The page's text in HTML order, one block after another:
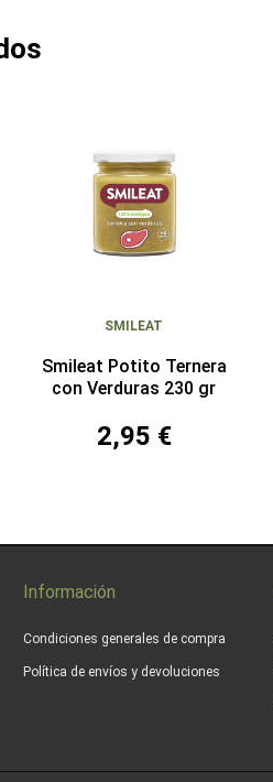
SMILEAT
Smileat Potito Ternera
con Verduras 230 gr
2,95 €
Información
Condiciones generales de compra
Política de envíos y devoluciones